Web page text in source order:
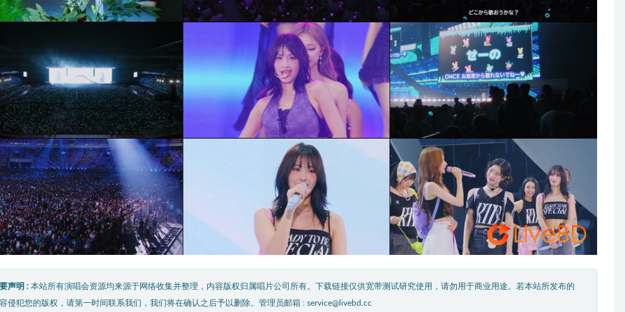
声明 : 本站所有演唱会资源均来源于网络收集并整理，内容版权归属唱片公司所有。下载链接仅供宽带测试研究使用，请勿用于商业用途。若本站所发布的
侵犯您的版权，请第一时间联系我们，我们将在确认之后予以删除。管理员邮箱 : service@livebd.cc